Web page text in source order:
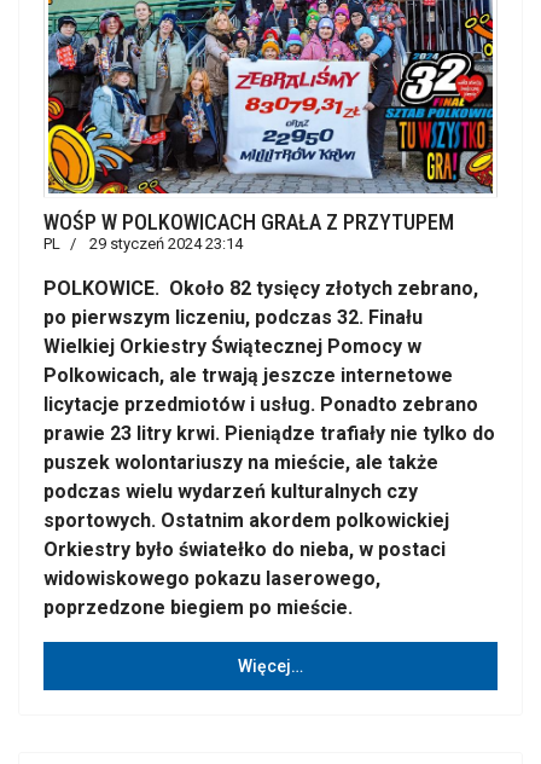
WOŚP W POLKOWICACH GRAŁA Z PRZYTUPEM
PL 29 styczeń 2024 23:14
POLKOWICE. Około 82 tysięcy złotych zebrano,
po pierwszym liczeniu, podczas 32. Finału
Wielkiej Orkiestry Świątecznej Pomocy w
Polkowicach, ale trwają jeszcze internetowe
licytacje przedmiotów i usług. Ponadto zebrano
prawie 23 litry krwi. Pieniądze trafiały nie tylko do
puszek wolontariuszy na mieście, ale także
podczas wielu wydarzeń kulturalnych czy
sportowych. Ostatnim akordem polkowickiej
Orkiestry było światełko do nieba, w postaci
widowiskowego pokazu laserowego,
poprzedzone biegiem po mieście.
Więcej…